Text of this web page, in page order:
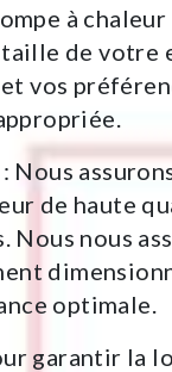
à chaleur
de votre
vos
: Nous
de haute
nous
optimale.
garantir la